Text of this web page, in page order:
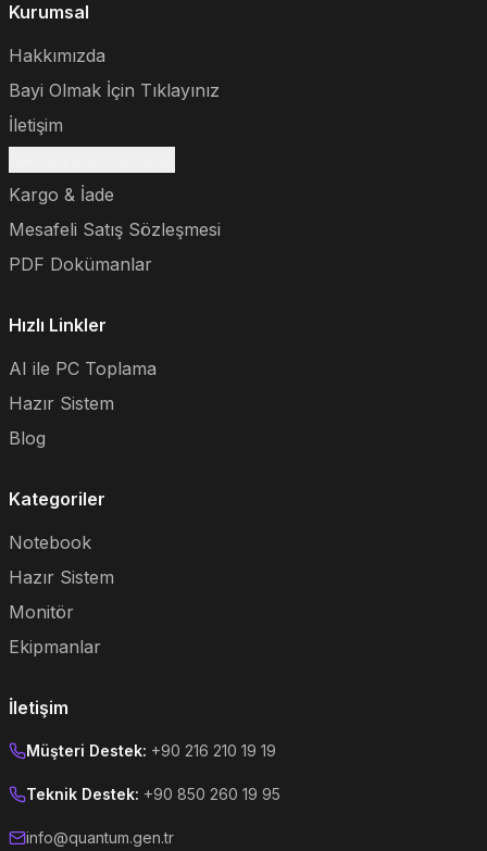
Kurumsal
Hakkımızda
Bayi Olmak İçin Tıklayınız
İletişim
Kargo & İade
Mesafeli Satış Sözleşmesi
PDF Dokümanlar
Hızlı Linkler
AI ile PC Toplama
Hazır Sistem
Blog
Kategoriler
Notebook
Hazır Sistem
Monitör
Ekipmanlar
İletişim
Müşteri Destek: +90 216 210 19 19
Teknik Destek: +90 850 260 19 95
info@quantum.gen.tr